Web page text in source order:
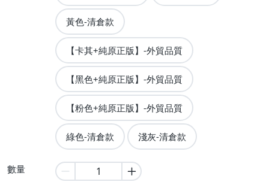
黃色-清倉款
【卡其+純原正版】-外貿品質
【黑色+純原正版】-外貿品質
【粉色+純原正版】-外貿品質
綠色-清倉款 淺灰-清倉款
數量